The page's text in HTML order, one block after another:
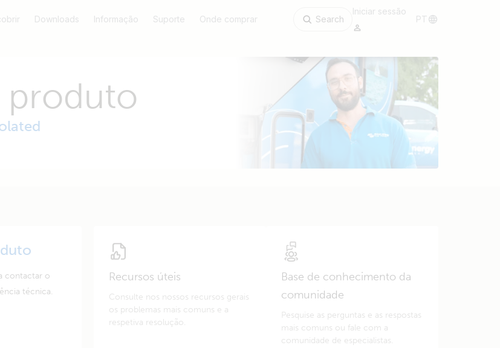
Downloads Informação Suporte Onde comprar Search
Iniciar sessão
PT
produto
contactar o
técnica.
Recursos úteis
Consulte nos nossos recursos gerais
os problemas mais comuns e a
respetiva resolução.
Base de conhecimento da
comunidade
Pesquise as perguntas e as respostas
mais comuns ou fale com a
comunidade de especialistas.